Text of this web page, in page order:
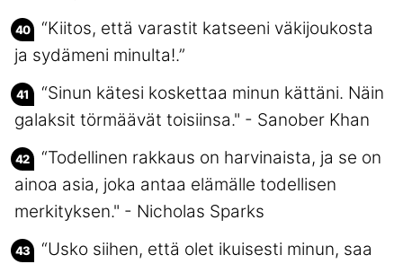
“Kiitos, että varastit katseeni väkijoukosta
ja sydämeni minulta!.”
“Sinun kätesi koskettaa minun kättäni. Näin
galaksit törmäävät toisiinsa." - Sanober Khan
“Todellinen rakkaus on harvinaista, ja se on
ainoa asia, joka antaa elämälle todellisen
merkityksen." - Nicholas Sparks
“Usko siihen, että olet ikuisesti minun, saa